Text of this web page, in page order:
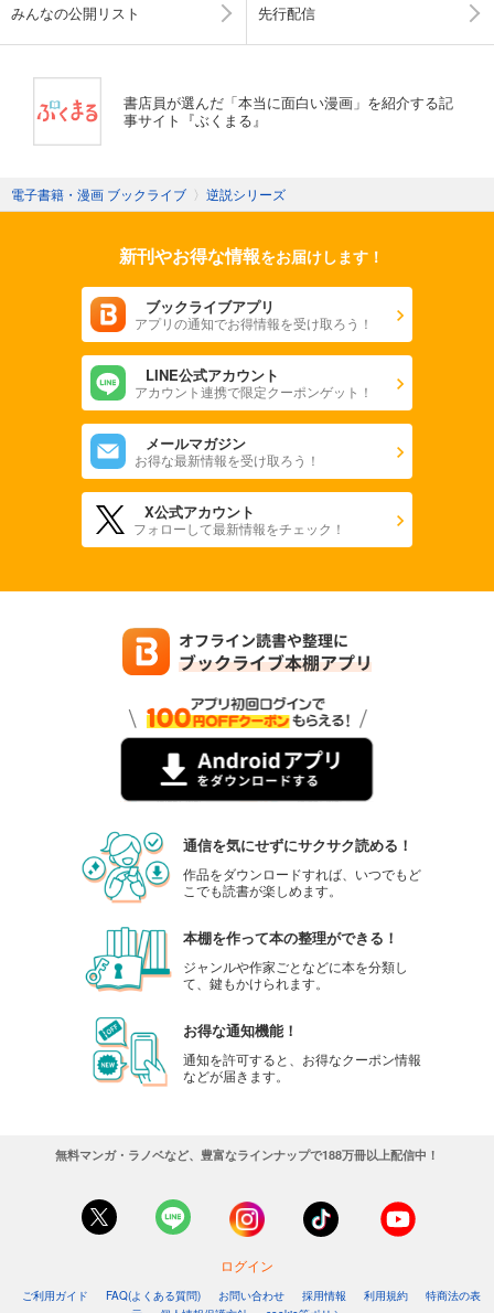
みんなの公開リスト 先行配信
書店員が選んだ「本当に面白い漫画」を紹介する記
事サイト『ぶくまる』
電子書籍・漫画 ブックライブ 〉 逆説シリーズ
新刊やお得な情報をお届けします！
ブックライブアプリ
アプリの通知でお得情報を受け取ろう！
LINE公式アカウント
アカウント連携で限定クーポンゲット！
メールマガジン
お得な最新情報を受け取ろう！
X公式アカウント
フォローして最新情報をチェック！
通信を気にせずにサクサク読める！
作品をダウンロードすれば、いつでもど
こでも読書が楽しめます。
本棚を作って本の整理ができる！
ジャンルや作家ごとなどに本を分類し
て、鍵もかけられます。
お得な通知機能！
通知を許可すると、お得なクーポン情報
などが届きます。
無料マンガ・ラノベなど、豊富なラインナップで188万冊以上配信中！
ログイン
ご利用ガイド FAQ(よくある質問) お問い合わせ 採用情報 利用規約
特商法の表